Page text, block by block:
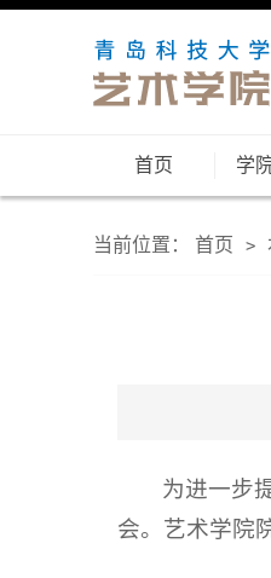
首页 学
当前位置： 首页 >
为进一步
会。艺术学院